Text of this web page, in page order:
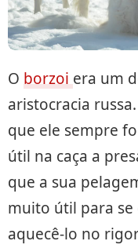
O borzoiera um
aristocracia
que ele sempre
útil na caça a
que a sua
muito útil para se
aquecê-lo no